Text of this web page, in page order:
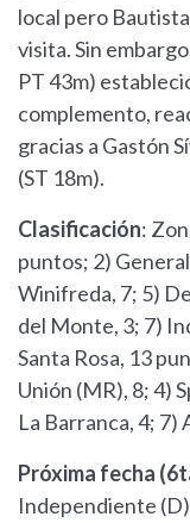
local pero
visita. Sin
PT 43m)
complemento,
gracias a Gastón
(ST 18m).
Clasificación:
puntos; 2)
Winifreda, 7; 5)
del Monte, 3; 7)
Santa Rosa, 13
Unión (MR), 8; 4)
La Barranca, 4; 7)
Próxima fecha
Independiente